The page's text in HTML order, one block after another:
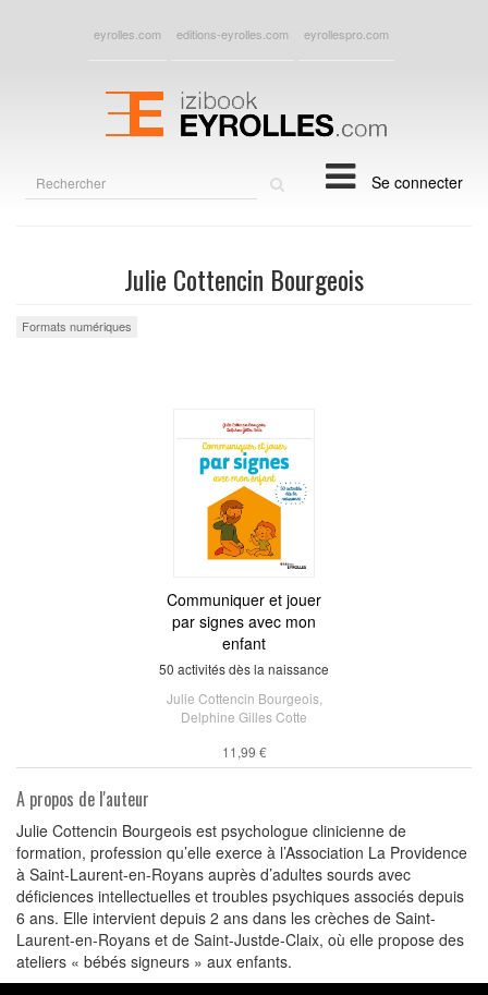
eyrolles.com editions-eyrolles.com eyrollespro.com
Se connecter
Julie Cottencin Bourgeois
Formats numériques
Communiquer et jouer
par signes avec mon
enfant
50 activités dès la naissance
Julie Cottencin Bourgeois,
Delphine Gilles Cotte
11,99 €
A propos de l'auteur
Julie Cottencin Bourgeois est psychologue clinicienne de
formation, profession qu’elle exerce à l’Association La Providence
à Saint-Laurent-en-Royans auprès d’adultes sourds avec
déficiences intellectuelles et troubles psychiques associés depuis
6 ans. Elle intervient depuis 2 ans dans les crèches de Saint-
Laurent-en-Royans et de Saint-Justde-Claix, où elle propose des
ateliers « bébés signeurs » aux enfants.